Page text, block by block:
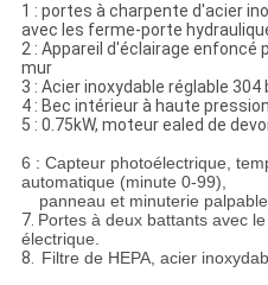
1 : portes à charpente d'acier
avec les ferme-porte
2 : Appareil d'éclairage enfoncé
mur
3 : Acier inoxydable réglable 304
4 : Bec intérieur à haute
5 : 0.75kW, moteur ealed de
6 : Capteur photoélectrique,
automatique (minute 0-99),
panneau et minuterie
7. Portes à deux battants avec
électrique.
8. Filtre de HEPA, acier